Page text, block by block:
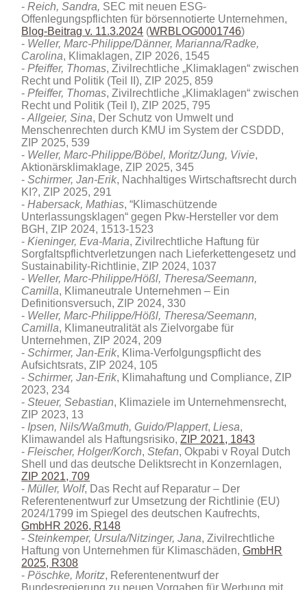
Reich, Sandra, SEC mit neuen ESG-
Offenlegungspflichten für börsennotierte Unternehmen,
Blog-Beitrag v. 11.3.2024 (WRBLOG0001746)
Weller, Marc-Philippe/Dänner, Marianna/Radke,
Carolina, Klimaklagen, ZIP 2026, 1545
Pfeiffer, Thomas, Zivilrechtliche „Klimaklagen“ zwischen
Recht und Politik (Teil II), ZIP 2025, 859
Pfeiffer, Thomas, Zivilrechtliche „Klimaklagen“ zwischen
Recht und Politik (Teil I), ZIP 2025, 795
Allgeier, Sina, Der Schutz von Umwelt und
Menschenrechten durch KMU im System der CSDDD,
ZIP 2025, 539
Weller, Marc-Philippe/Böbel, Moritz/Jung, Vivie,
Aktionärsklimaklage, ZIP 2025, 345
Schirmer, Jan-Erik, Nachhaltiges Wirtschaftsrecht durch
KI?, ZIP 2025, 291
Habersack, Mathias, “Klimaschützende
Unterlassungsklagen“ gegen Pkw-Hersteller vor dem
BGH, ZIP 2024, 1513-1523
Kieninger, Eva-Maria, Zivilrechtliche Haftung für
Sorgfaltspflichtverletzungen nach Lieferkettengesetz und
Sustainability-Richtlinie, ZIP 2024, 1037
Weller, Marc-Philippe/Hößl, Theresa/Seemann,
Camilla, Klimaneutrale Unternehmen – Ein
Definitionsversuch, ZIP 2024, 330
Weller, Marc-Philippe/Hößl, Theresa/Seemann,
Camilla, Klimaneutralität als Zielvorgabe für
Unternehmen, ZIP 2024, 209
Schirmer, Jan-Erik, Klima-Verfolgungspflicht des
Aufsichtsrats, ZIP 2024, 105
Schirmer, Jan-Erik, Klimahaftung und Compliance, ZIP
2023, 234
Steuer, Sebastian, Klimaziele im Unternehmensrecht,
ZIP 2023, 13
Ipsen, Nils/Waßmuth, Guido/Plappert,Liesa,
Klimawandel als Haftungsrisiko,ZIP 2021, 1843
Fleischer, Holger/Korch,Stefan, Okpabi v Royal Dutch
Shell und das deutsche Deliktsrecht in Konzernlagen,
ZIP 2021, 709
Müller, Wolf, Das Recht auf Reparatur – Der
Referentenentwurf zur Umsetzung der Richtlinie (EU)
2024/1799 im Spiegel des deutschen Kaufrechts,
GmbHR 2026, R148
Steinkemper, Ursula/Nitzinger, Jana, Zivilrechtliche
Haftung von Unternehmen für Klimaschäden,GmbHR
2025, R308
Pöschke, Moritz, Referentenentwurf der